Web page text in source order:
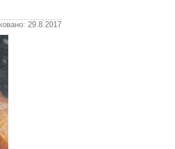
29.8.2017